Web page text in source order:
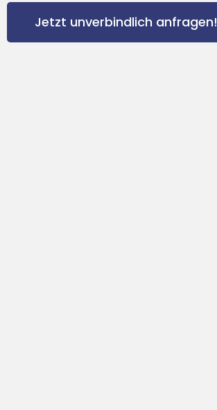
Jetzt unverbindlich anfragen!